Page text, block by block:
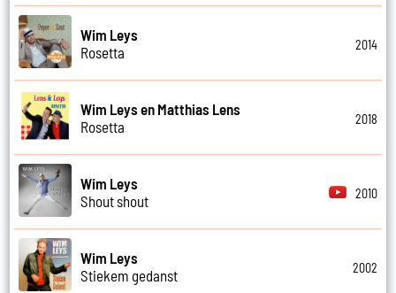
Wim Leys
Rosetta
2014
Wim Leys en Matthias Lens
Rosetta
2018
Wim Leys
Shout shout
2010
Wim Leys
Stiekem gedanst
2002